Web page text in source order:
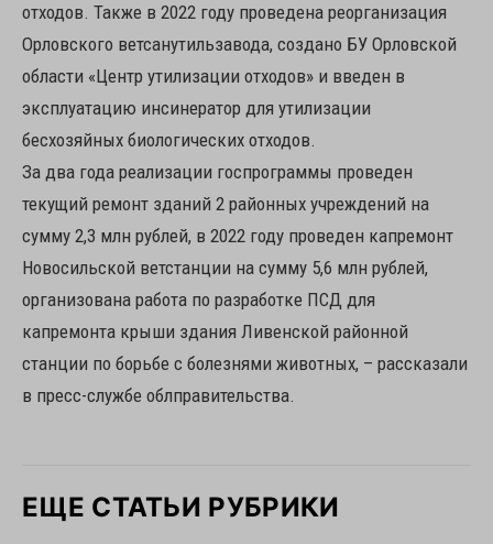
отходов. Также в 2022 году проведена реорганизация
Орловского ветсанутильзавода, создано БУ Орловской
области «Центр утилизации отходов» и введен в
эксплуатацию инсинератор для утилизации
бесхозяйных биологических отходов.
За два года реализации госпрограммы проведен
текущий ремонт зданий 2 районных учреждений на
сумму 2,3 млн рублей, в 2022 году проведен капремонт
Новосильской ветстанции на сумму 5,6 млн рублей,
организована работа по разработке ПСД для
капремонта крыши здания Ливенской районной
станции по борьбе с болезнями животных, – рассказали
в пресс-службе облправительства.
ЕЩЕ СТАТЬИ РУБРИКИ